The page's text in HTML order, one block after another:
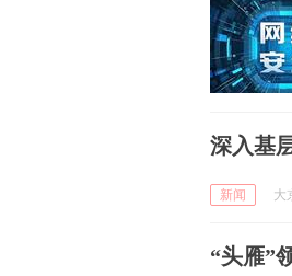
深入基
新闻 大
“头雁”